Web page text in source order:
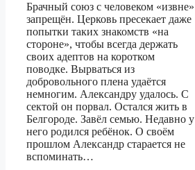
Брачный союз с человеком «извне»
запрещён. Церковь пресекает даже
попытки таких знакомств «на
стороне», чтобы всегда держать
своих адептов на коротком
поводке. Вырваться из
добровольного плена удаётся
немногим. Александру удалось. С
сектой он порвал. Остался жить в
Белгороде. Завёл семью. Недавно у
него родился ребёнок. О своём
прошлом Александр старается не
вспоминать…